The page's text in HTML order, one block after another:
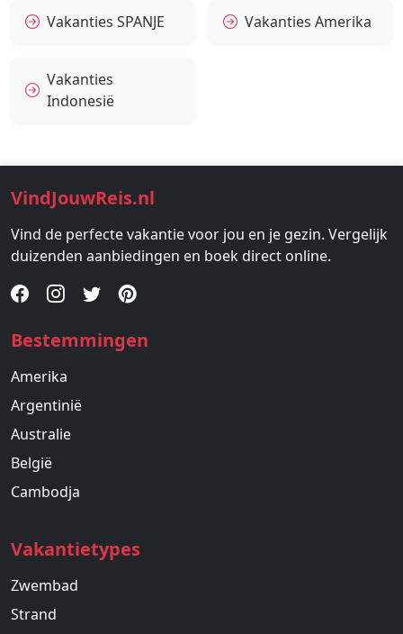
Vakanties SPANJE Vakanties Amerika
Vakanties
Indonesië
VindJouwReis.nl
Vind de perfecte vakantie voor jou en je gezin. Vergelijk
duizenden aanbiedingen en boek direct online.
Bestemmingen
Amerika
Argentinië
Australie
België
Cambodja
Vakantietypes
Zwembad
Strand